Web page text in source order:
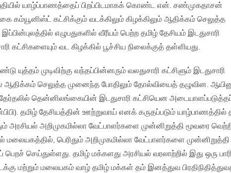
யாழ்ப்பாணத்தைப் பிறப்பிடமாகக் கொண்ட என். சண்முகதாசன்
கட்சிக்கும் வடக்கிலும் கிழக்கிலும் ஆதிக்கம் செலுத்த
இப்பின்புலத்தில் எழுபதுகளில் வீரீயம் பெற்ற தமிழ் தேசியம் இடதுசாரி
கட்சிகளையும் வட கிழக்கில் பூச்சிய நிலைக்குத் தள்ளியது.
யுத்தம் முடிவிற்கு வந்தப்பின்னரும் வலதுசாரி கட்சிளும் இடதுசாரி
ஆதிக்கம் செலுத்த முனைந்த போதிலும் தோல்வியைத் தழுவின.
தேர்தலில் தென்னிலங்கையின் இடதுசாரி கட்சியென
தமிழ் தேசியத்தின் ஊற்றுவாய் எனக் கருதப்படும் யாழ்பாணத்தில்
அரசியல் அறிமுகமில்லா வேட்பாளர்களை முன்னிறுத்தி மூவரை
பெரிதும் அறிமுகமில்லா வேட்பாளர்களை முன்னிறுத்தி
செய்துள்ளது. தமிழ் மக்களது அரசியல் வரலாற்றில் இது ஒரு
மற்றும் மலையகம் வாழ் தமிழ் மக்கள் தம் இனத்துவ